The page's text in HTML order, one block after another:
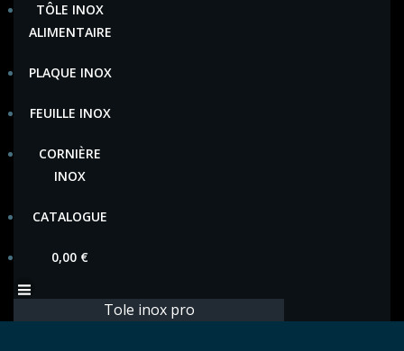
TÔLE INOX
ALIMENTAIRE
PLAQUE INOX
FEUILLE INOX
CORNIÈRE
INOX
CATALOGUE
0,00 €
Tole inox pro